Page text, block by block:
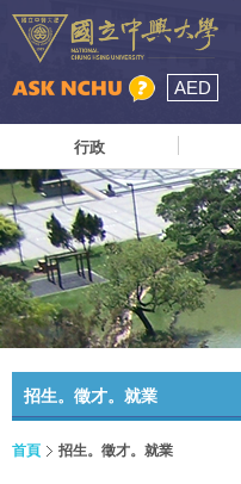
AED
行政
招生。徵才。就業
首頁 招生。徵才。就業